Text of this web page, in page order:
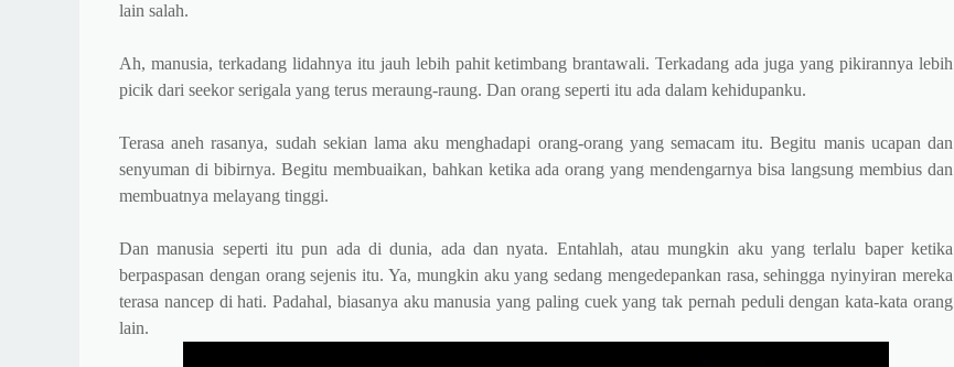
lain salah.
Ah, manusia, terkadang lidahnya itu jauh lebih pahit ketimbang brantawali. Terkadang ada juga yang pikirannya lebih
picik dari seekor serigala yang terus meraung-raung. Dan orang seperti itu ada dalam kehidupanku.
Terasa aneh rasanya, sudah sekian lama aku menghadapi orang-orang yang semacam itu. Begitu manis ucapan dan
senyuman di bibirnya. Begitu membuaikan, bahkan ketika ada orang yang mendengarnya bisa langsung membius dan
membuatnya melayang tinggi.
Dan manusia seperti itu pun ada di dunia, ada dan nyata. Entahlah, atau mungkin aku yang terlalu baper ketika
berpaspasan dengan orang sejenis itu. Ya, mungkin aku yang sedang mengedepankan rasa, sehingga nyinyiran mereka
terasa nancep di hati. Padahal, biasanya aku manusia yang paling cuek yang tak pernah peduli dengan kata-kata orang
lain.